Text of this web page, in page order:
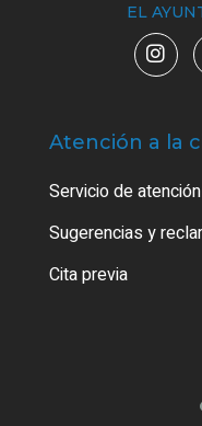
EL
Atención a la
Servicio de
Sugerencias y
Cita previa